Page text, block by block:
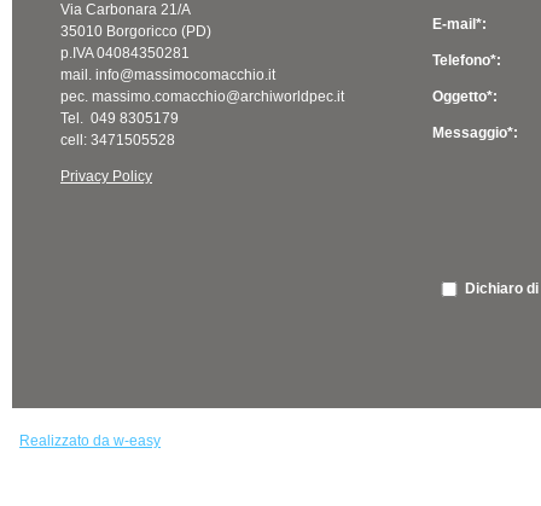
Via Carbonara 21/A
35010 Borgoricco (PD)
p.IVA 04084350281
mail. info@massimocomacchio.it
pec. massimo.comacchio@archiworldpec.it
Tel. 049 8305179
cell: 3471505528
Privacy Policy
E-mail*:
Telefono*:
Oggetto*:
Messaggio*:
Dichiaro
Realizzato da w-easy